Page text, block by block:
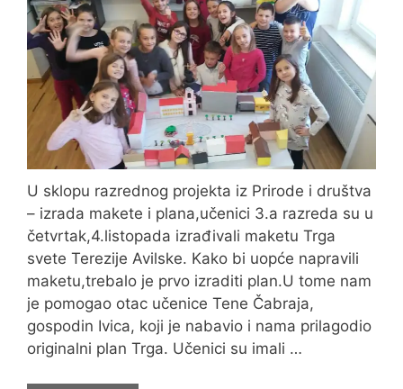
U sklopu razrednog projekta iz Prirode i društva
– izrada makete i plana,učenici 3.a razreda su u
četvrtak,4.listopada izrađivali maketu Trga
svete Terezije Avilske. Kako bi uopće napravili
maketu,trebalo je prvo izraditi plan.U tome nam
je pomogao otac učenice Tene Čabraja,
gospodin Ivica, koji je nabavio i nama prilagodio
originalni plan Trga. Učenici su imali …